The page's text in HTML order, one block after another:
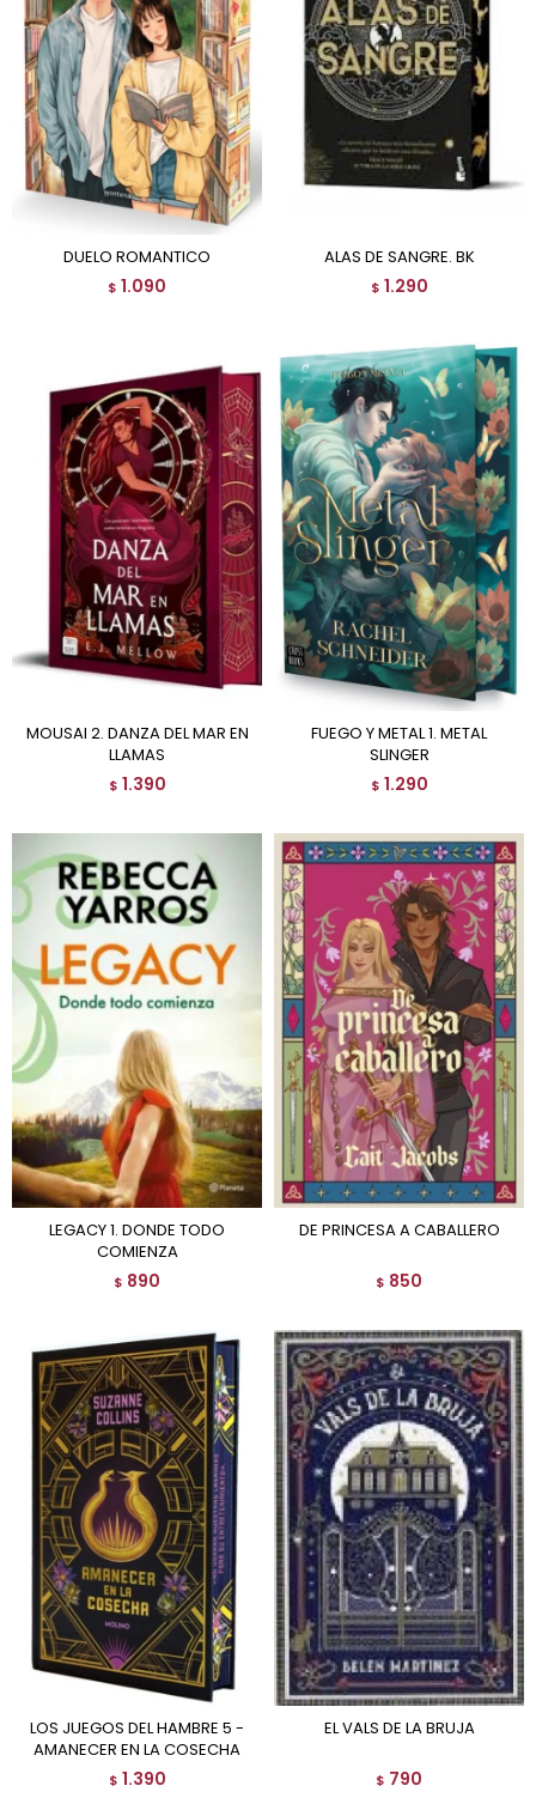
DUELO ROMANTICO
$ 1.090
ALAS DE SANGRE. BK
$ 1.290
MOUSAI 2. DANZA DEL MAR EN
LLAMAS
$ 1.390
FUEGO Y METAL 1. METAL
SLINGER
$ 1.290
LEGACY 1. DONDE TODO
COMIENZA
$ 890
DE PRINCESA A CABALLERO
$ 850
LOS JUEGOS DEL HAMBRE 5 -
AMANECER EN LA COSECHA
$ 1.390
EL VALS DE LA BRUJA
$ 790